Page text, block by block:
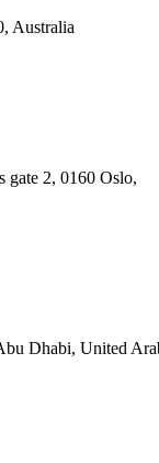
Australia
gate 2, 0160 Oslo,
Dhabi, United